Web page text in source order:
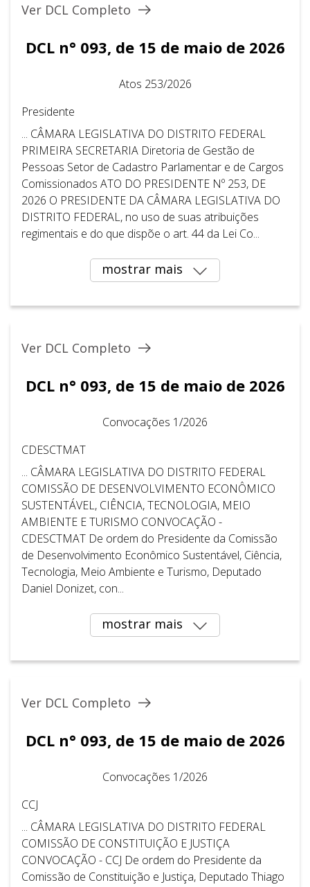
Ver DCL Completo
DCL n° 093, de 15 de maio de 2026
Atos 253/2026
Presidente
... CÂMARA LEGISLATIVA DO DISTRITO FEDERAL ​ ​
PRIMEIRA SECRETARIA Diretoria de Gestão de
Pessoas Setor de Cadastro Parlamentar e de Cargos
Comissionados ATO DO PRESIDENTE Nº 253, DE
2026 O PRESIDENTE DA CÂMARA LEGISLATIVA DO
DISTRITO FEDERAL, no uso de suas atribuições
regimentais e do que dispõe o art. 44 da Lei Co...
mostrar mais
Ver DCL Completo
DCL n° 093, de 15 de maio de 2026
Convocações 1/2026
CDESCTMAT
... CÂMARA LEGISLATIVA DO DISTRITO FEDERAL ​ ​
COMISSÃO DE DESENVOLVIMENTO ECONÔMICO
SUSTENTÁVEL, CIÊNCIA, TECNOLOGIA, MEIO
AMBIENTE E TURISMO CONVOCAÇÃO -
CDESCTMAT De ordem do Presidente da Comissão
de Desenvolvimento Econômico Sustentável, Ciência,
Tecnologia, Meio Ambiente e Turismo, Deputado
Daniel Donizet, con...
mostrar mais
Ver DCL Completo
DCL n° 093, de 15 de maio de 2026
Convocações 1/2026
CCJ
... CÂMARA LEGISLATIVA DO DISTRITO FEDERAL ​ ​
COMISSÃO DE CONSTITUIÇÃO E JUSTIÇA
CONVOCAÇÃO - CCJ De ordem do Presidente da
Comissão de Constituição e Justiça, Deputado Thiago